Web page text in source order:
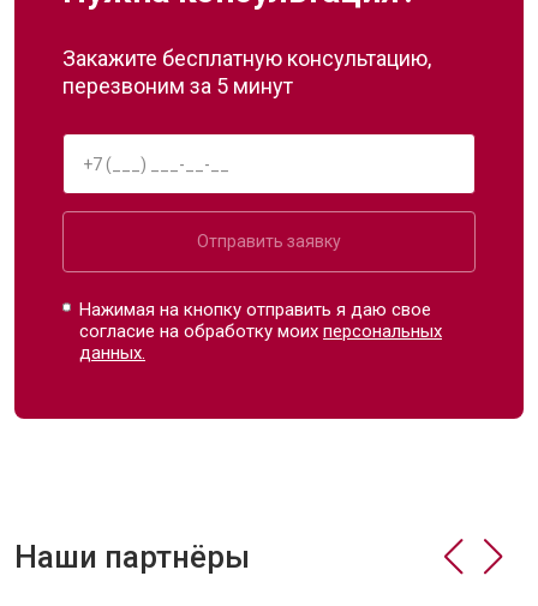
Закажите бесплатную консультацию,
перезвоним за 5 минут
Отправить заявку
Нажимая на кнопку отправить я даю свое
согласие на обработку моихперсональных
данных.
Наши партнёры